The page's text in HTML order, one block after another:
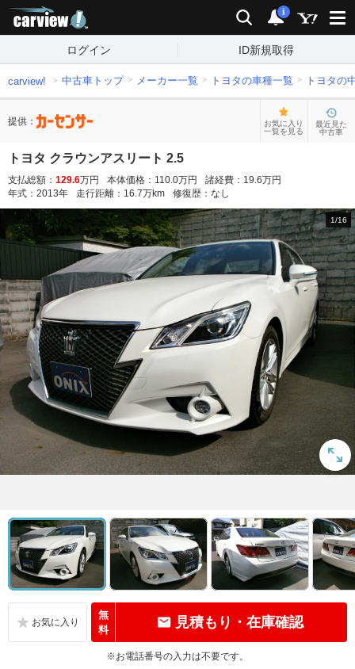
検索 通知
i
ログイン ID新規取得
carview! 中古車トップ メーカー一覧 トヨタの車種一覧 トヨタの
提供：
お気に入り
一覧を見る
最近見た
中古車
トヨタ クラウンアスリート 2.5
支払総額： 129.6万円 本体価格： 110.0万円 諸経費： 19.6万円
年式： 2013年 走行距離： 16.7万km 修復歴： なし
1/16
無
料
見積もり・在庫確認
※お電話番号の入力は不要です。